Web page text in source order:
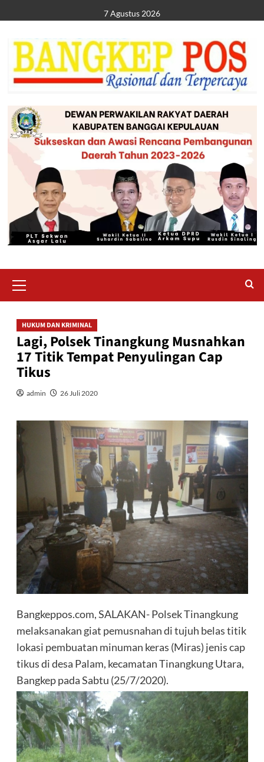
to
content
7 Agustus 2026
Menu
HUKUM DAN KRIMINAL
Lagi, Polsek Tinangkung Musnahkan
17 Titik Tempat Penyulingan Cap
Tikus
admin 26 Juli 2020
Bangkeppos.com, SALAKAN- Polsek Tinangkung
melaksanakan giat pemusnahan di tujuh belas titik
lokasi pembuatan minuman keras (Miras) jenis cap
tikus di desa Palam, kecamatan Tinangkung Utara,
Bangkep pada Sabtu (25/7/2020).